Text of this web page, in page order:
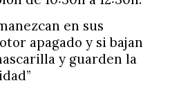
en sus
apagado y si bajan
y guarden la